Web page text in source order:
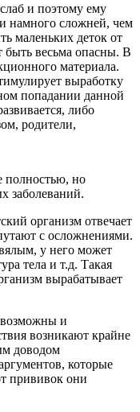
и поэтому ему
намного сложней, чем
маленьких деток от
быть весьма опасны. В
материала.
выработку
попадании данной
либо
родители,
полностью, но
заболеваний.
организм отвечает
с осложнениями.
у него может
тела и т.д. Такая
вырабатывает
и
возникают крайне
доводом
которые
прививок они